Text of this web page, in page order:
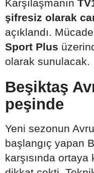
Karşılaşmanın
şifresiz olarak
açıklandı.
Sport Plus
olarak sunulacak.
Beşiktaş
peşinde
Yeni sezonun
başlangıç yapan
karşısında